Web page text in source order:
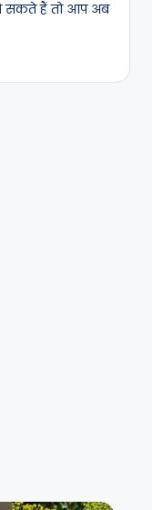
सकते हैं तो आप अब